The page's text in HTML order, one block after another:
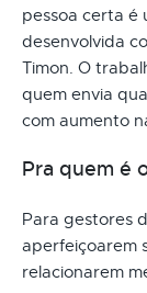
pessoa certa é
desenvolvida
Timon. O
quem envia
com aumento
Pra quem é
Para gestores
aperfeiçoarem
relacionarem